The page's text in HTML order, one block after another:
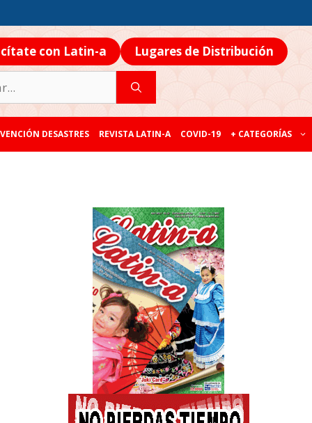
con Latin-a Lugares de Distribución
DESASTRES REVISTA LATIN-A COVID-19 + CATEGORÍAS